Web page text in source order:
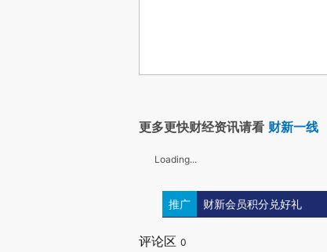
更多更快财经资讯请看 财新一线
Loading...
推广 财新会员积分兑好礼
评论区 0